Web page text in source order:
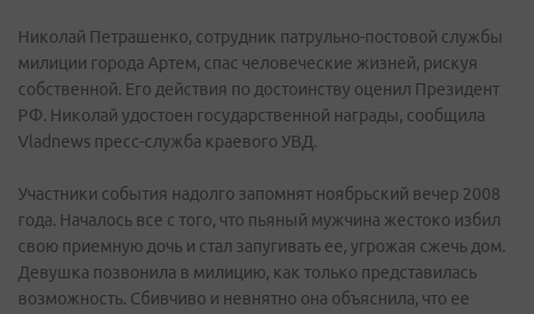
Николай Петрашенко, сотрудник патрульно-постовой службы
милиции города Артем, спас человеческие жизней, рискуя
собственной. Его действия по достоинству оценил Президент
РФ. Николай удостоен государственной награды, сообщила
Vladnews пресс-служба краевого УВД.
Участники события надолго запомнят ноябрьский вечер 2008
года. Началось все с того, что пьяный мужчина жестоко избил
свою приемную дочь и стал запугивать ее, угрожая сжечь дом.
Девушка позвонила в милицию, как только представилась
возможность. Сбивчиво и невнятно она объяснила, что ее